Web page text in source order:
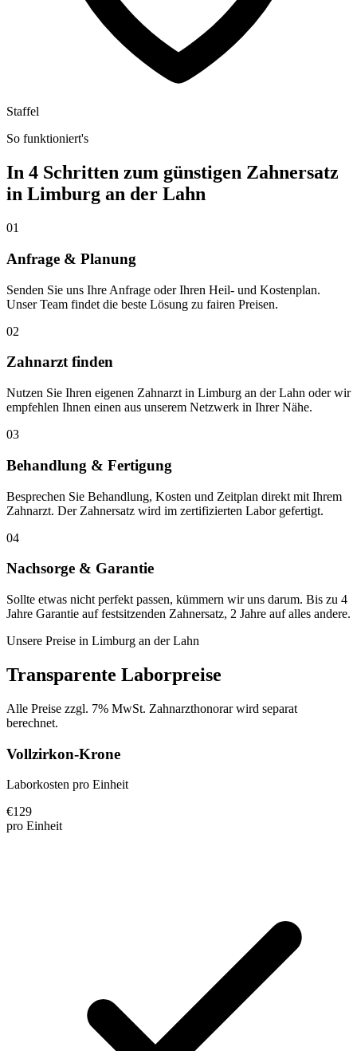
Staffel
So funktioniert's
In 4 Schritten zum günstigen Zahnersatz
in Limburg an der Lahn
01
Anfrage & Planung
Senden Sie uns Ihre Anfrage oder Ihren Heil- und Kostenplan.
Unser Team findet die beste Lösung zu fairen Preisen.
02
Zahnarzt finden
Nutzen Sie Ihren eigenen Zahnarzt in Limburg an der Lahn oder wir
empfehlen Ihnen einen aus unserem Netzwerk in Ihrer Nähe.
03
Behandlung & Fertigung
Besprechen Sie Behandlung, Kosten und Zeitplan direkt mit Ihrem
Zahnarzt. Der Zahnersatz wird im zertifizierten Labor gefertigt.
04
Nachsorge & Garantie
Sollte etwas nicht perfekt passen, kümmern wir uns darum. Bis zu 4
Jahre Garantie auf festsitzenden Zahnersatz, 2 Jahre auf alles andere.
Unsere Preise in Limburg an der Lahn
Transparente Laborpreise
Alle Preise zzgl. 7% MwSt. Zahnarzthonorar wird separat
berechnet.
Vollzirkon-Krone
Laborkosten pro Einheit
€129
pro Einheit